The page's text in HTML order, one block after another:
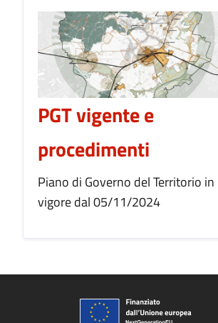
PGT vigente e
procedimenti
Piano di Governo del Territorio in
vigore dal 05/11/2024